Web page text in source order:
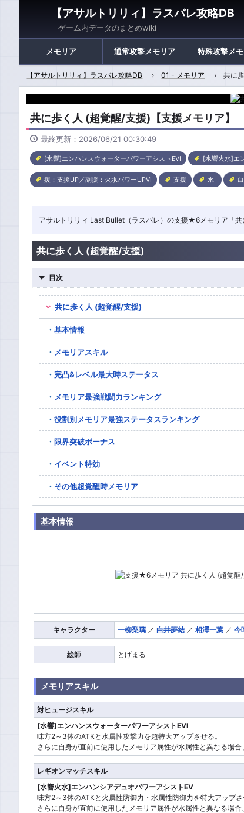
【アサルトリリィ】ラスバレ攻略DB
ゲーム内データのまとめwiki
メモリア 通常攻撃メモリア 特殊攻撃メ
【アサルトリリィ】ラスバレ攻略DB 01 - メモリア 共に
共に歩く人 (超覚醒/支援)【支援メモリア】
最終更新：2026/06/21 00:30:49
[水響]エンハンスウォーターパワーアシストEVI [水響火水]エ
援：支援UP／副援：火水パワーUPVI 支援 水
アサルトリリィ Last Bullet（ラスバレ）の支援★6メモリア「共
共に歩く人 (超覚醒/支援)
目次
共に歩く人 (超覚醒/支援)
基本情報
メモリアスキル
完凸&レベル最大時ステータス
メモリア最強戦闘力ランキング
役割別メモリア最強ステータスランキング
限界突破ボーナス
イベント特効
その他超覚醒時メモリア
基本情報
キャラクター 一柳梨璃 ／ 白井夢結 ／ 相澤一葉 ／ 今
絵師 とげまる
メモリアスキル
対ヒュージスキル
[水響]エンハンスウォーターパワーアシストEVI
味方2～3体のATKと水属性攻撃力を超特大アップさせる。
さらに自身が直前に使用したメモリア属性が水属性と異なる場合
レギオンマッチスキル
[水響火水]エンハンシアデュオパワーアシストEV
味方2～3体のATKと火属性防御力・水属性防御力を特大アップさ
さらに自身が直前に使用したメモリア属性が水属性と異なる場